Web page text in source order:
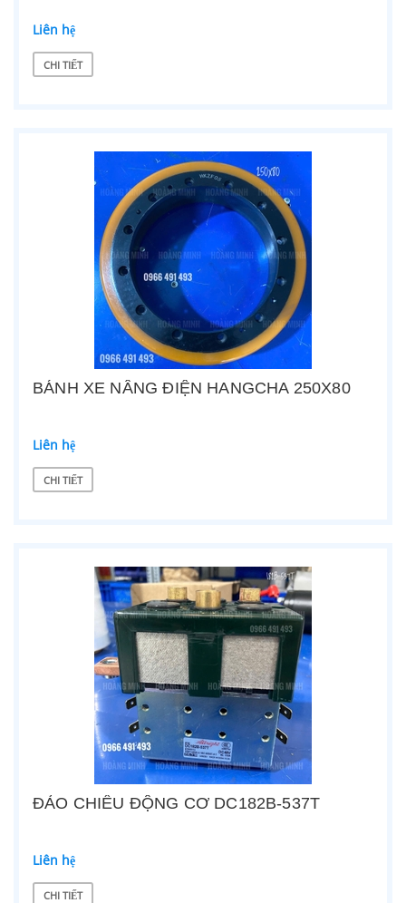
Liên hệ
CHI TIẾT
BÁNH XE NÂNG ĐIỆN HANGCHA 250X80
Liên hệ
CHI TIẾT
ĐẢO CHIỀU ĐỘNG CƠ DC182B-537T
Liên hệ
CHI TIẾT